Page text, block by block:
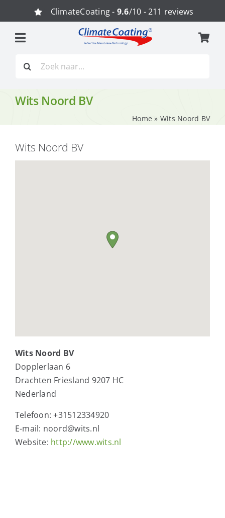
naar
inhoud
ClimateCoating - 9.6/10 - 211 reviews
naar:
Wits Noord BV
Home » Wits Noord BV
Wits Noord BV
Wits Noord BV
Dopplerlaan 6
Drachten Friesland 9207 HC
Nederland
Telefoon:+31512334920
E-mail: noord@wits.nl
Website: http://www.wits.nl